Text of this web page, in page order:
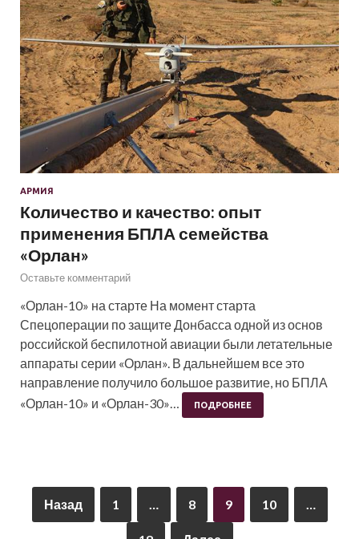
АРМИЯ
Количество и качество: опыт
применения БПЛА семейства
«Орлан»
Оставьте комментарий
«Орлан-10» на старте На момент старта
Спецоперации по защите Донбасса одной из основ
российской беспилотной авиации были летательные
аппараты серии «Орлан». В дальнейшем все это
направление получило большое развитие, но БПЛА
«Орлан-10» и «Орлан-30»…
ПОДРОБНЕЕ
Назад 1 … 8 9 10 …